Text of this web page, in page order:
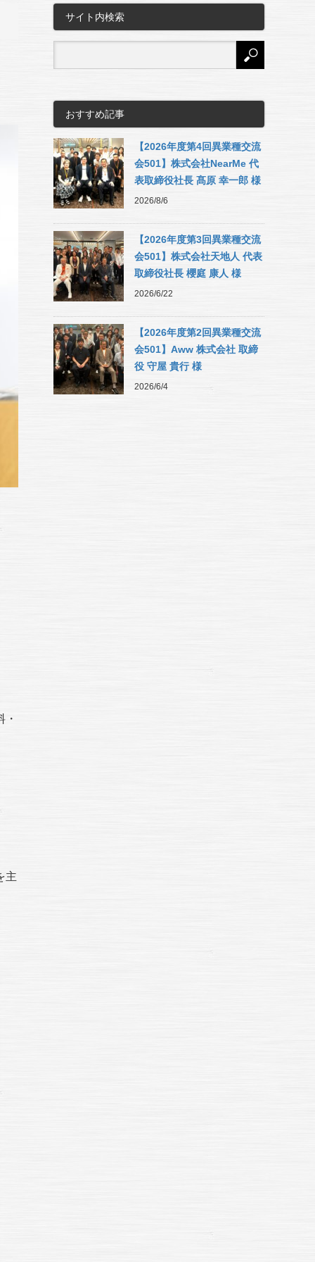
主
サイト内検索
おすすめ記事
【2026年度第4回異業種交流
会501】株式会社NearMe 代
表取締役社長 髙原 幸一郎 様
2026/8/6
【2026年度第3回異業種交流
会501】株式会社天地人 代表
取締役社長 櫻庭 康人 様
2026/6/22
【2026年度第2回異業種交流
会501】Aww 株式会社 取締
役 守屋 貴行 様
2026/6/4